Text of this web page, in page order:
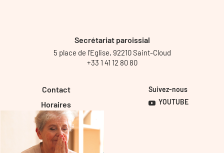
Secrétariat paroissial
5 place de l’Eglise, 92210 Saint-Cloud
+33 1 41 12 80 80
Contact
Horaires
Suivez-nous
YOUTUBE